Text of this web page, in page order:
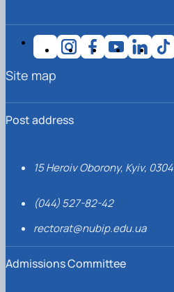
Post address
15 Heroiv Oborony, Kyiv,
(044) 527-82-42
rectorat@nubip.edu.ua
Admissions Committee
Site map